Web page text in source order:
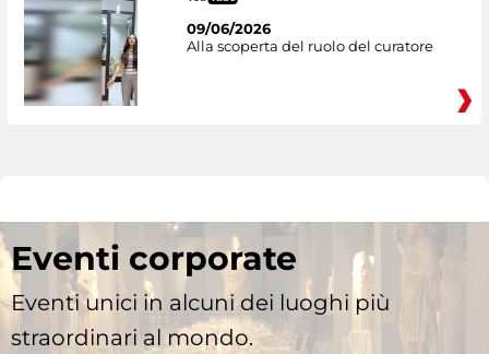
09/06/2026
Alla scoperta del ruolo del curatore
Eventi corporate
Eventi unici in alcuni dei luoghi più
straordinari al mondo.